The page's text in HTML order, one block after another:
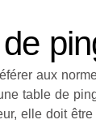
aux
table de
elle doit être